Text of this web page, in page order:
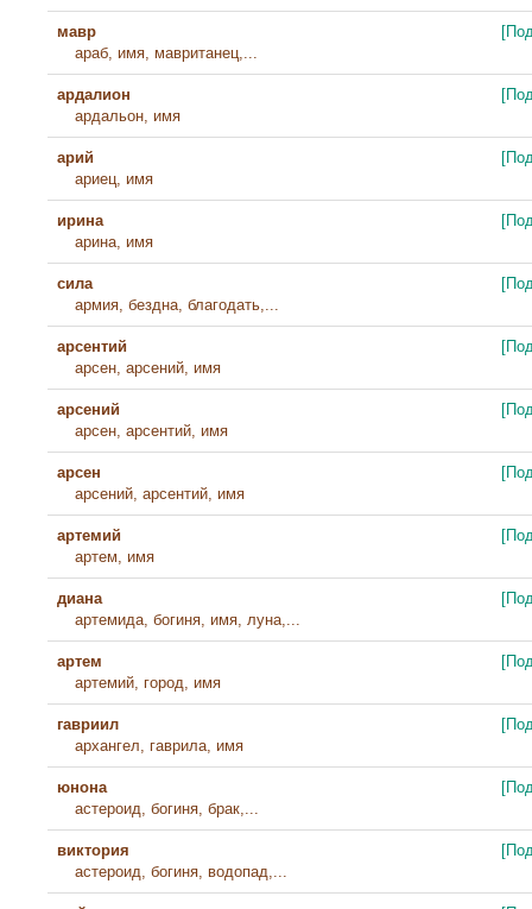
мавр
араб, имя, мавританец,...
ардалион
ардальон, имя
арий
ариец, имя
ирина
арина, имя
сила
армия, бездна, благодать,...
арсентий
арсен, арсений, имя
арсений
арсен, арсентий, имя
арсен
арсений, арсентий, имя
артемий
артем, имя
диана
артемида, богиня, имя, луна,...
артем
артемий, город, имя
гавриил
архангел, гаврила, имя
юнона
астероид, богиня, брак,...
виктория
астероид, богиня, водопад,...